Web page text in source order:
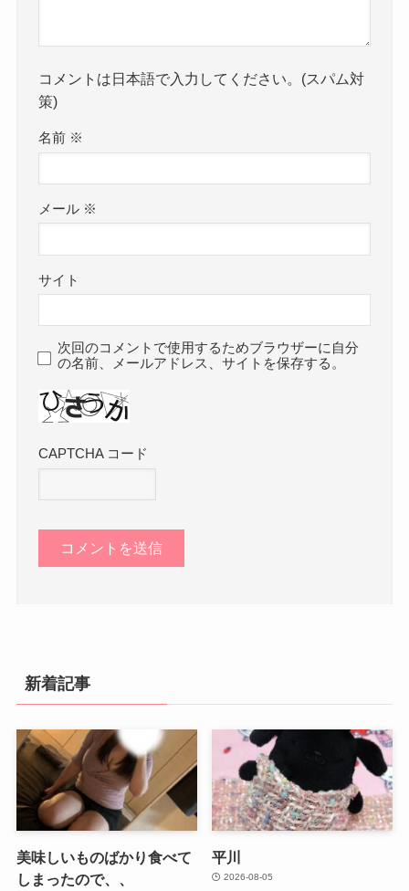
コメントは日本語で入力してください。(スパム対
策)
名前 ※
メール ※
サイト
次回のコメントで使用するためブラウザーに自分
の名前、メールアドレス、サイトを保存する。
CAPTCHA コード
新着記事
美味しいものばかり食べて
しまったので、、
平川
2026-08-05